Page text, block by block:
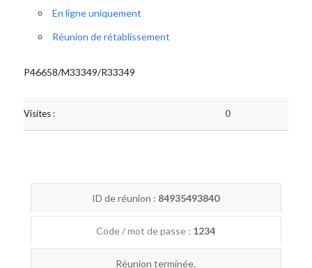
En ligne uniquement
Réunion de rétablissement
P46658/M33349/R33349
Visites : 0
ID de réunion : 84935493840
Code / mot de passe : 1234
Réunion terminée.